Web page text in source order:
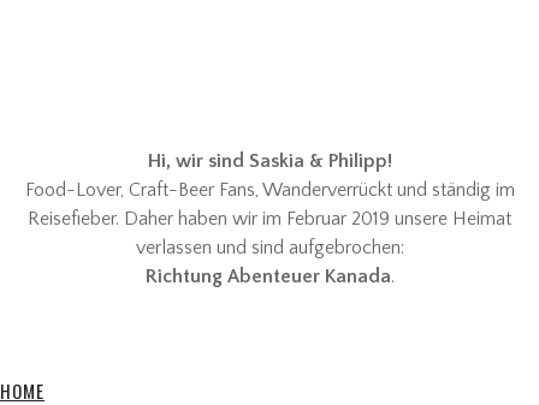
Hi, wir sind Saskia & Philipp!
Food-Lover, Craft-Beer Fans, Wanderverrückt und ständig im
Reisefieber. Daher haben wir im Februar 2019 unsere Heimat
verlassen und sind aufgebrochen:
Richtung Abenteuer Kanada.
HOME